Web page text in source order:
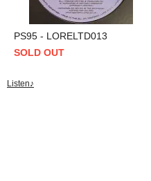
PS95 - LORELTD013
SOLD OUT
Listen♪